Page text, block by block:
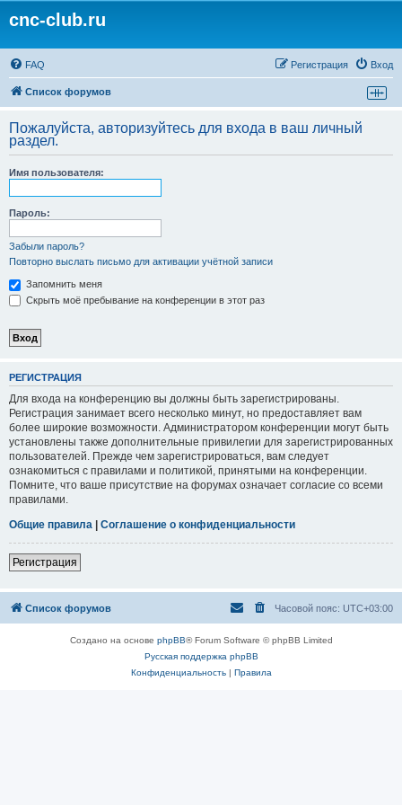
cnc-club.ru
FAQ Вход
Регистрация
Список форумов
Пожалуйста, авторизуйтесь для входа в ваш личный
раздел.
Имя пользователя:
Пароль:
Забыли пароль?
Повторно выслать письмо для активации учётной записи
Запомнить меня
Скрыть моё пребывание на конференции в этот раз
РЕГИСТРАЦИЯ
Для входа на конференцию вы должны быть зарегистрированы.
Регистрация занимает всего несколько минут, но предоставляет вам
более широкие возможности. Администратором конференции могут быть
установлены также дополнительные привилегии для зарегистрированных
пользователей. Прежде чем зарегистрироваться, вам следует
ознакомиться с правилами и политикой, принятыми на конференции.
Помните, что ваше присутствие на форумах означает согласие со всеми
правилами.
Общие правила | Соглашение о конфиденциальности
Регистрация
Список форумов Часовой пояс: UTC+03:00
Создано на основе phpBB® Forum Software © phpBB Limited
Русская поддержка phpBB
Конфиденциальность| Правила